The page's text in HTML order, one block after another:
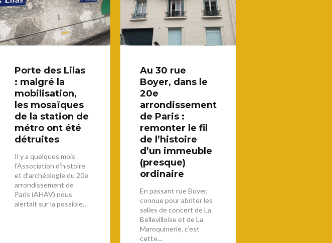
Porte des Lilas
: malgré la
mobilisation,
les mosaïques
de la station de
métro ont été
détruites
Il y a quelques mois
l’Association d’histoire
et d’archéologie du 20e
arrondissement de
Paris (AHAV) nous
alertait sur la possible…
Au 30 rue
Boyer, dans le
20e
arrondissement
de Paris :
remonter le fil
de l’histoire
d’un immeuble
(presque)
ordinaire
En passant rue Boyer,
connue pour abriter les
salles de concert de La
Bellevilloise et de La
Maroquinerie, c’est
cette…